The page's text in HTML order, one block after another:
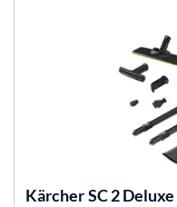
KärcherSC 2